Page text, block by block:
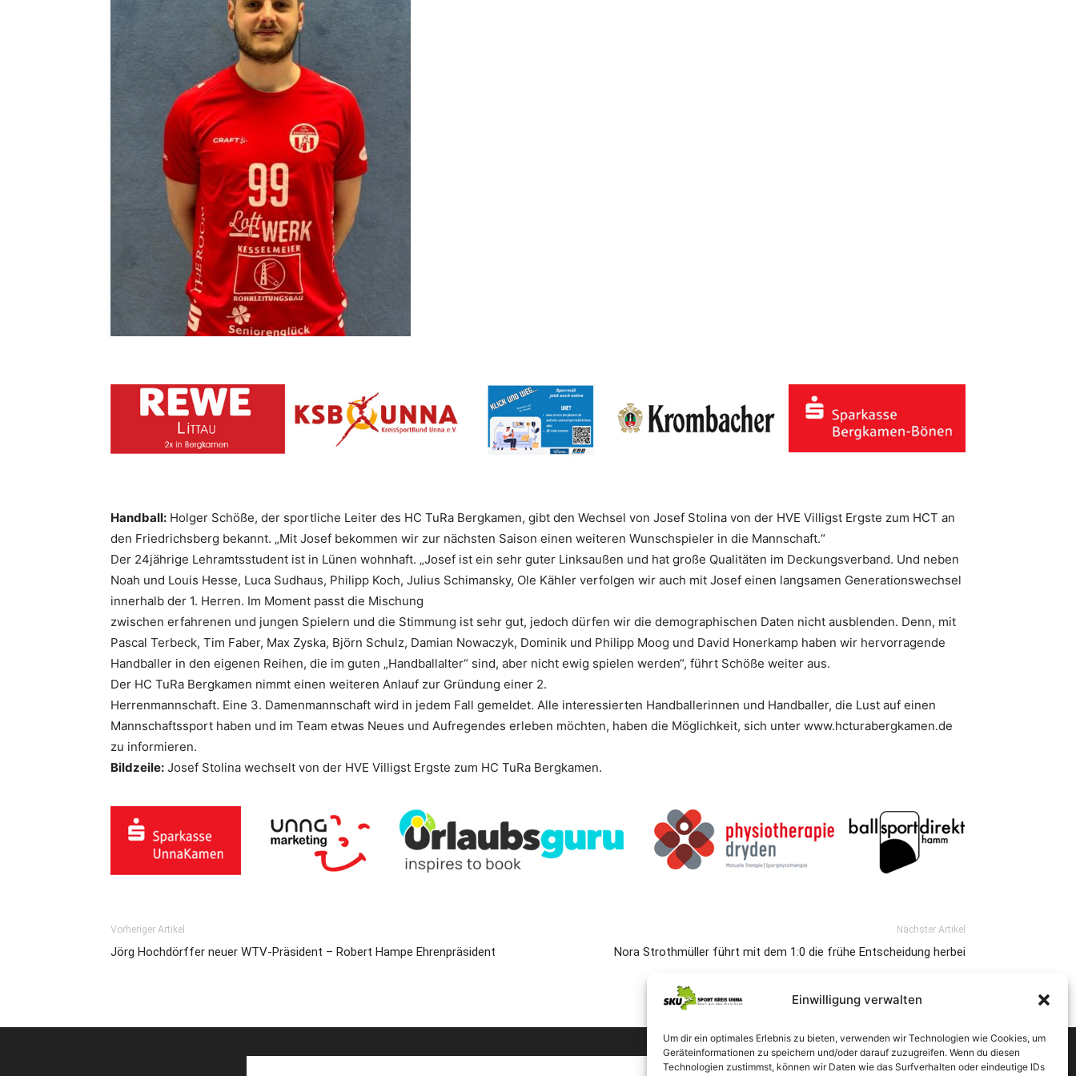
Einwilligung verwalten
Um dir ein optimales Erlebnis zu bieten, verwenden wir Technologien wie Cookies, um
Geräteinformationen zu speichern und/oder darauf zuzugreifen. Wenn du diesen
Technologien zustimmst, können wir Daten wie das Surfverhalten oder eindeutige IDs
Handball: Holger Schöße, der sportliche Leiter des HC TuRa Bergkamen, gibt den Wechsel von Josef Stolina von der HVE Villigst Ergste zum HCT an
den Friedrichsberg bekannt. „Mit Josef bekommen wir zur nächsten Saison einen weiteren Wunschspieler in die Mannschaft.“
Der 24jährige Lehramtsstudent ist in Lünen wohnhaft. „Josef ist ein sehr guter Linksaußen und hat große Qualitäten im Deckungsverband. Und neben
Noah und Louis Hesse, Luca Sudhaus, Philipp Koch, Julius Schimansky, Ole Kähler verfolgen wir auch mit Josef einen langsamen Generationswechsel
innerhalb der 1. Herren. Im Moment passt die Mischung
zwischen erfahrenen und jungen Spielern und die Stimmung ist sehr gut, jedoch dürfen wir die demographischen Daten nicht ausblenden. Denn, mit
Pascal Terbeck, Tim Faber, Max Zyska, Björn Schulz, Damian Nowaczyk, Dominik und Philipp Moog und David Honerkamp haben wir hervorragende
Handballer in den eigenen Reihen, die im guten „Handballalter“ sind, aber nicht ewig spielen werden“, führt Schöße weiter aus.
Der HC TuRa Bergkamen nimmt einen weiteren Anlauf zur Gründung einer 2.
Herrenmannschaft. Eine 3. Damenmannschaft wird in jedem Fall gemeldet. Alle interessierten Handballerinnen und Handballer, die Lust auf einen
Mannschaftssport haben und im Team etwas Neues und Aufregendes erleben möchten, haben die Möglichkeit, sich unter www.hcturabergkamen.de
zu informieren.
Bildzeile: Josef Stolina wechselt von der HVE Villigst Ergste zum HC TuRa Bergkamen.
Vorheriger Artikel
Jörg Hochdörffer neuer WTV-Präsident – Robert Hampe Ehrenpräsident
Nächster Artikel
Nora Strothmüller führt mit dem 1:0 die frühe Entscheidung herbei